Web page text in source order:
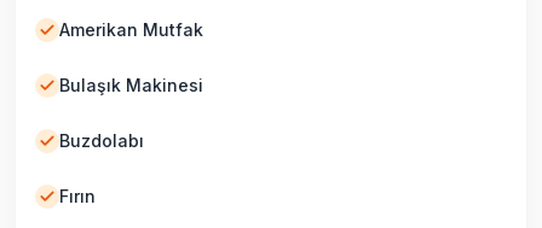
Amerikan Mutfak
Bulaşık Makinesi
Buzdolabı
Fırın